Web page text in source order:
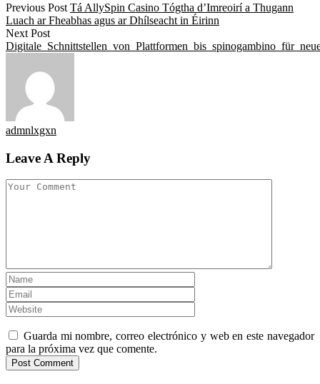
Previous Post Tá AllySpin Casino Tógtha d’Imreoirí a Thugann
Luach ar Fheabhas agus ar Dhílseacht in Éirinn
Next Post
admnlxgxn
Leave A Reply
Guarda mi nombre, correo electrónico y web en este navegador
para la próxima vez que comente.